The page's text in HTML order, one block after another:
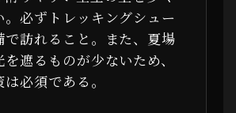
。必ずトレッキングシュー
で訪れること。また、夏場
遮るものが少ないため、
必須である。